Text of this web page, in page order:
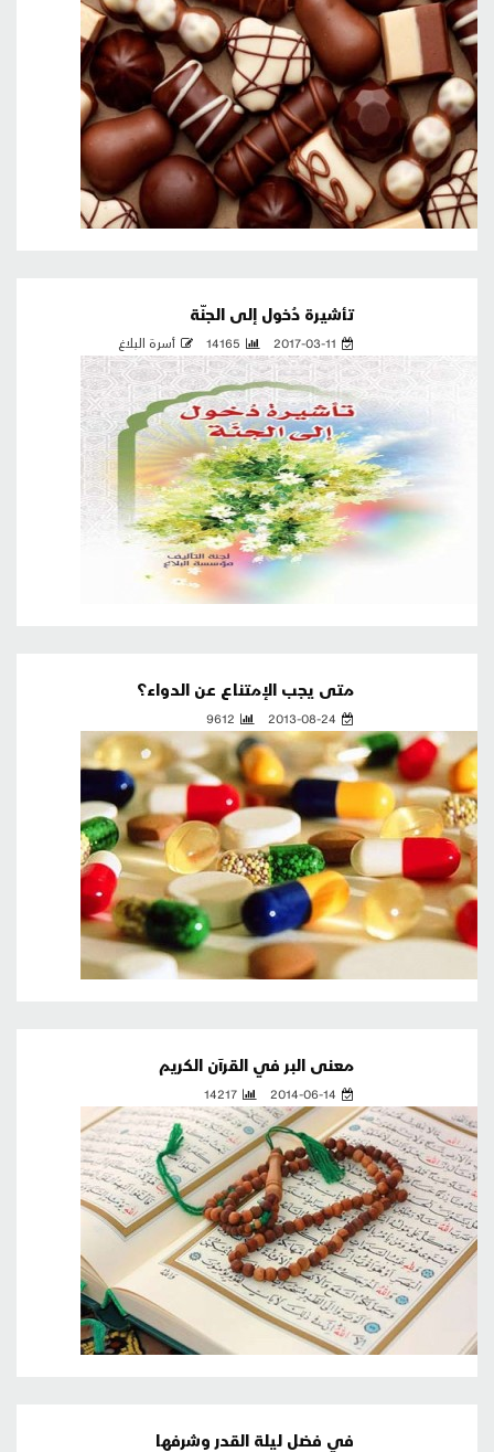
تأشيرة دُخول إلى الجنّة
2017-03-11
14165 أسرة البلاغ
متى يجب الإمتناع عن الدواء؟
2013-08-24
9612
معنى البر في القرآن الكريم
2014-06-14
14217
في فضل ليلة القدر وشرفها